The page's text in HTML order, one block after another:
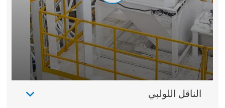
الناقل اللولبي